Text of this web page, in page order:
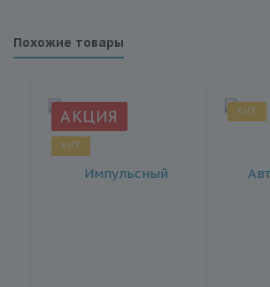
Похожие товары
АКЦИЯ
ХИТ
ХИТ